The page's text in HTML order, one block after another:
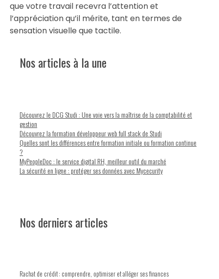
que votre travail recevra l’attention et
l’appréciation qu’il mérite, tant en termes de
sensation visuelle que tactile.
Nos articles à la une
Découvrez le DCG Studi : Une voie vers la maîtrise de la comptabilité et
gestion
Découvrez la formation développeur web full stack de Studi
Quelles sont les différences entre formation initiale ou formation continue
?
MyPeopleDoc : le service digital RH, meilleur outil du marché
La sécurité en ligne : protéger ses données avec Mycecurity
Nos derniers articles
Rachat de crédit : comprendre, optimiser et alléger ses finances